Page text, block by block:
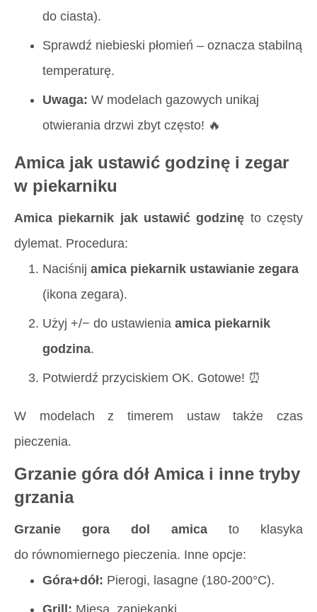
do ciasta).
Sprawdź niebieski płomień – oznacza stabilną
temperaturę.
Uwaga: W modelach gazowych unikaj
otwierania drzwi zbyt często! 🔥
Amica jak ustawić godzinę i zegar
w piekarniku
Amica piekarnik jak ustawić godzinę to częsty
dylemat. Procedura:
Naciśnij amica piekarnik ustawianie zegara
(ikona zegara).
Użyj +/− do ustawienia amica piekarnik
godzina.
Potwierdź przyciskiem OK. Gotowe! ⏰
W modelach z timerem ustaw także czas
pieczenia.
Grzanie góra dół Amica i inne tryby
grzania
Grzanie gora dol amica to klasyka
do równomiernego pieczenia. Inne opcje:
Góra+dół: Pierogi, lasagne (180-200°C).
Grill: Mięsa, zapiekanki.